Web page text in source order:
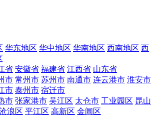
华东地区 华中地区 华南地区 西南地区 西
省 安徽省 福建省 江西省 山东省
市 常州市 苏州市 南通市 连云港市 淮安市
市 泰州市 宿迁市
市 张家港市 吴江区 太仓市 工业园区 昆山
浪区 平江区 高新区 金阊区